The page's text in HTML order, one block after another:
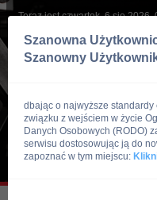
Teraz jest czwartek, 6 sie 2026,
Szanowna
Szanowny
dbając o najwyższe
związku z wejściem w życie
Danych Osobowych (RODO)
serwisu dostosowując ją do
zapoznać w tym miejscu: